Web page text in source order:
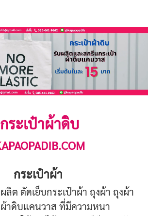
กระเป๋าผ้าดิบ
กระเป๋าผ้า
ลิต ตัดเย็บกระเป๋าผ้า ถุงผ้า ถุงผ้า
าดิบแคนวาส ที่มีความหนา